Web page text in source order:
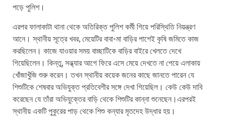
পড়ে পুলিশ।
এরপর ফালাকাটা থানা থেকে অতিরিক্ত পুলিশ কর্মী গিয়ে পরিস্থিতি নিয়ন্ত্রণ
আনে। স্থানীয় সূত্রে খবর, মেয়েটির বাবা-মা বাড়ির পাশেই কৃষি জমিতে কাজ
করছিলেন। কাজে যাওয়ার সময় বাচ্ছাটিকে বাড়ির বাইরে খেলতে দেখে
গিয়েছিলেন। কিন্তু, সন্ধ্যার আগে ফিরে এসে মেয়ে দেখতে না পেয়ে এলাকায়
খোঁজাখুঁজি শুরু করেন। তখন স্থানীয় কয়েক জনের কাছে জানতে পারেন যে
শিশুটিকে শেষবার অভিযুক্ত প্রতিবেশীর সঙ্গে দেখা গিয়েছিল। কেউ কেউ দাবি
করেছেন যে তাঁরা অভিযুক্তের বাড়ি থেকে শিশুটির কান্না শুনেছেন।এরপরই
স্থানীয় একটি পুকুরের পাড় থেকে শিশু কন্যার মৃতদেহ উদ্ধার হয়।